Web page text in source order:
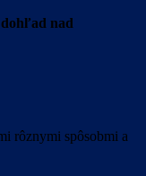
nad
rôznymi spôsobmi a